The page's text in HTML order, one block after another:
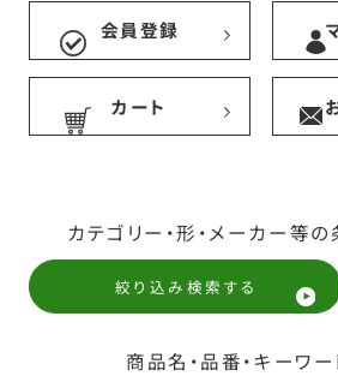
サービス紹介
採用情報
会員登録
カート
カテゴリー・形・メーカー等
絞り込み検索する
商品名・品番・キーワ